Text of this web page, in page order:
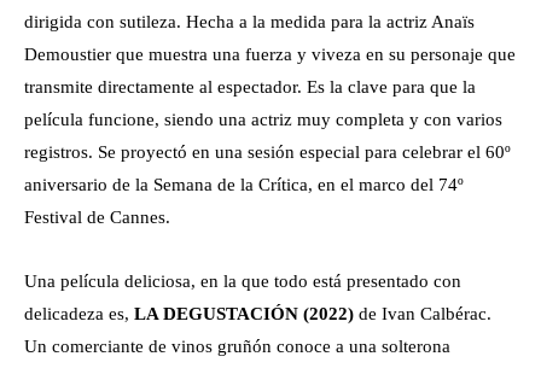
dirigida con sutileza. Hecha a la medida para la actriz Anaïs
Demoustier que muestra una fuerza y viveza en su personaje que
transmite directamente al espectador. Es la clave para que la
película funcione, siendo una actriz muy completa y con varios
registros. Se proyectó en una sesión especial para celebrar el 60º
aniversario de la Semana de la Crítica, en el marco del 74º
Festival de Cannes.
Una película deliciosa, en la que todo está presentado con
delicadeza es, LA DEGUSTACIÓN (2022) de Ivan Calbérac.
Un comerciante de vinos gruñón conoce a una solterona